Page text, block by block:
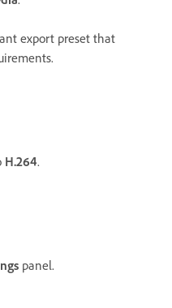
export preset that
H.264.
panel.